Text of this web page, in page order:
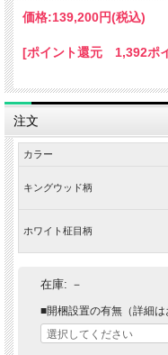
価格:139,200円(税込)
[ポイント還元 1,392ポ
注文
カラー
キングウッド柄
ホワイト柾目柄
在庫: －
■開梱設置の有無（詳細